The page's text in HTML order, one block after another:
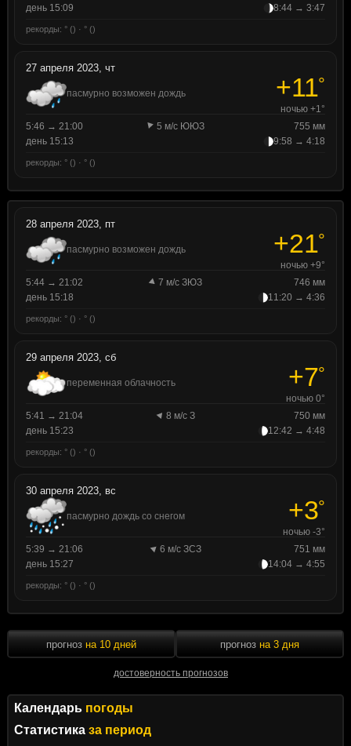
день 15:09
8:44 → 3:47
рекорды: ° () · ° ()
27 апреля 2023, чт
пасмурно возможен дождь +11°
ночью +1°
5:46 → 21:00
5 м/с ЮЮЗ
755 мм
день 15:13
9:58 → 4:18
рекорды: ° () · ° ()
28 апреля 2023, пт
пасмурно возможен дождь +21°
ночью +9°
5:44 → 21:02
7 м/с ЗЮЗ
746 мм
день 15:18
11:20 → 4:36
рекорды: ° () · ° ()
29 апреля 2023, сб
переменная облачность +7°
ночью 0°
5:41 → 21:04
8 м/с З
750 мм
день 15:23
12:42 → 4:48
рекорды: ° () · ° ()
30 апреля 2023, вс
пасмурно дождь со снегом +3°
ночью -3°
5:39 → 21:06
6 м/с ЗСЗ
751 мм
день 15:27
14:04 → 4:55
рекорды: ° () · ° ()
прогноз на 10 дней
достоверность прогнозов
прогноз на 3 дня
Календарь погоды
Статистика за период